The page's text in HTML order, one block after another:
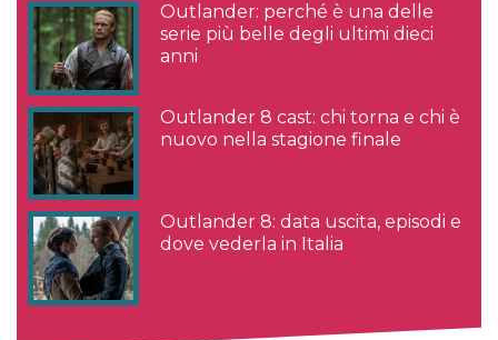
Outlander: perché è una delle
serie più belle degli ultimi dieci
anni
Outlander 8 cast: chi torna e chi è
nuovo nella stagione finale
Outlander 8: data uscita, episodi e
dove vederla in Italia